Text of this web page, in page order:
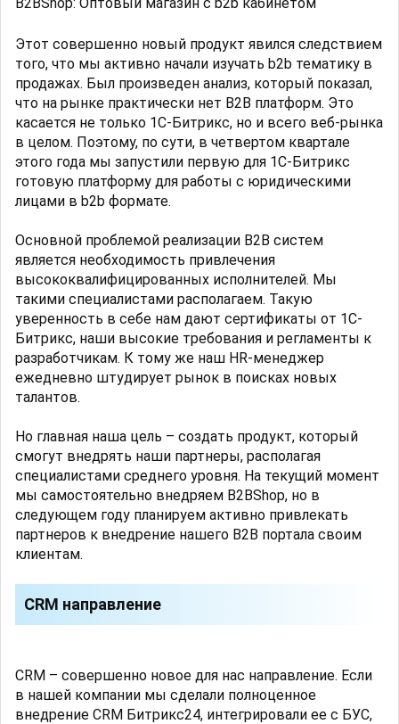
Этот совершенно новый продукт явился следствием
того, что мы активно начали изучать b2b тематику в
продажах. Был произведен анализ, который показал,
что на рынке практически нет B2B платформ. Это
касается не только 1С-Битрикс, но и всего веб-рынка
в целом. Поэтому, по сути, в четвертом квартале
этого года мы запустили первую для 1С-Битрикс
готовую платформу для работы с юридическими
лицами в b2b формате.
Основной проблемой реализации B2B систем
является необходимость привлечения
высококвалифицированных исполнителей. Мы
такими специалистами располагаем. Такую
уверенность в себе нам дают сертификаты от 1С-
Битрикс, наши высокие требования и регламенты к
разработчикам. К тому же наш HR-менеджер
ежедневно штудирует рынок в поисках новых
талантов.
Но главная наша цель – создать продукт, который
смогут внедрять наши партнеры, располагая
специалистами среднего уровня. На текущий момент
мы самостоятельно внедряем B2BShop, но в
следующем году планируем активно привлекать
партнеров к внедрение нашего B2B портала своим
клиентам.
CRM направление
CRM – совершенно новое для нас направление. Если
в нашей компании мы сделали полноценное
внедрение CRM Битрикс24, интегрировали ее с БУС,